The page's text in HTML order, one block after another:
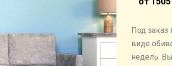
Под заказ
виде
недель.